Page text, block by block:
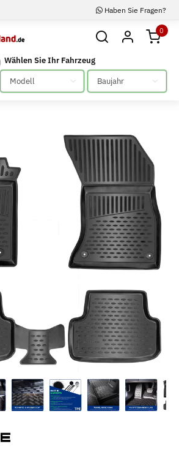
Haben Sie Fragen?
0
Wählen Sie Ihr Fahrzeug
Bitte auswählen Bitte auswählen